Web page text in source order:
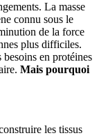
La masse
connu sous le
de la force
plus difficiles.
besoins en protéines
Mais pourquoi
les tissus